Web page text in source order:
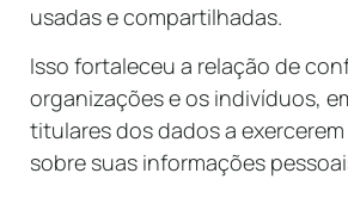
usadas e compartilhadas.
Isso fortaleceu a relação de
organizações e os indivíduos,
titulares dos dados a
sobre suas informações